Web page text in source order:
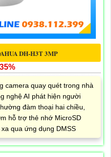
DH-H3T 3MP
camera quay quét trong nhà
nghệ AI phát hiện người
đàm thoại hai chiều,
hỗ trợ thẻ nhớ MicroSD
qua ứng dụng DMSS